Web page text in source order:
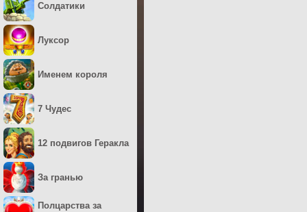
Солдатики
Луксор
Именем короля
7 Чудес
12 подвигов Геракла
За гранью
Полцарства за